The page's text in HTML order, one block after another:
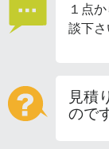
１点
談下さ
見積
ので